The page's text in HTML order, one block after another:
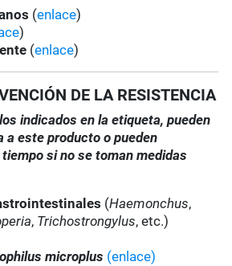
(enlace)
)
(enlace)
DE LA RESISTENCIA
indicados en la etiqueta, pueden
a este producto o pueden
si no se toman medidas
(Haemonchus,
, Trichostrongylus, etc.)
microplus (enlace)